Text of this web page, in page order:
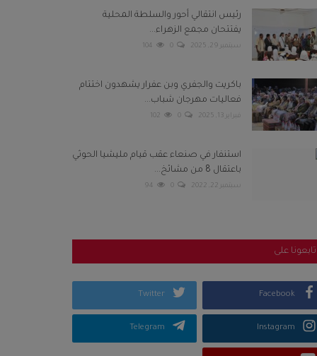
رئيس انتقالي أحور والسلطة المحلية
يفتتحان مجمع الزهراء...
سبتمبر 29, 2025 0
104
باكريت والجفري وبن عفرار يشهدون اختتام
فعاليات مهرجان شباب...
فبراير 13, 2025 0
102
استنفار في صنعاء عقب قيام مليشيا الحوثي
باعتقال 8 من مشائخ...
سبتمبر 22, 2022 0
94
تابعونا على
Facebook
Twitter
Instagram
Telegram